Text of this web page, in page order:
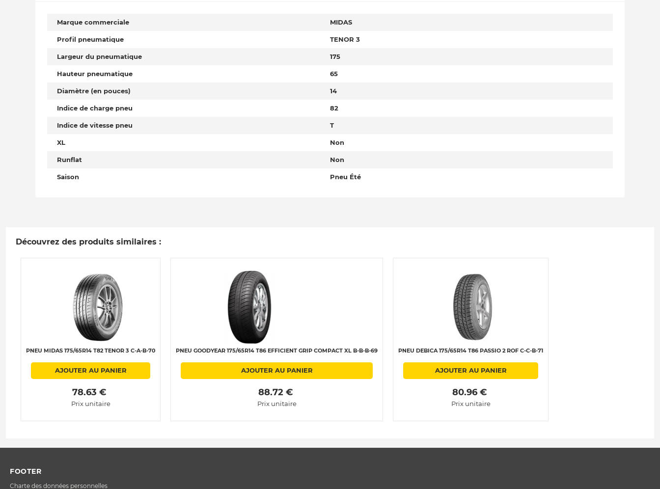
Marque commerciale MIDAS
Profil pneumatique TENOR 3
Largeur du pneumatique 175
Hauteur pneumatique 65
Diamètre (en pouces) 14
Indice de charge pneu 82
Indice de vitesse pneu T
XL Non
Runflat Non
Saison Pneu Été
Découvrez des produits similaires :
PNEU MIDAS 175/65R14 T82 TENOR 3 C-A-B-70
AJOUTER AU PANIER
78.63 €
Prix unitaire
PNEU GOODYEAR 175/65R14 T86 EFFICIENT GRIP COMPACT XL B-B-B-69
AJOUTER AU PANIER
88.72 €
Prix unitaire
PNEU DEBICA 175/65R14 T86 PASSIO 2 ROF C-C-B-71
AJOUTER AU PANIER
80.96 €
Prix unitaire
FOOTER
Charte des données personnelles